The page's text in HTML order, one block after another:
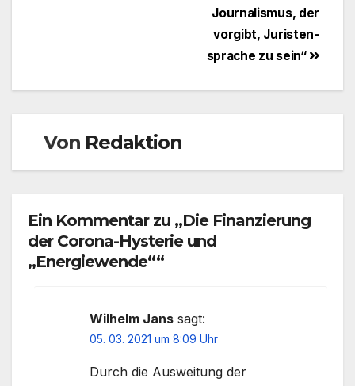
Journalismus, der
vorgibt, Juristen­
sprache zu sein“
Von Redaktion
Ein Kommentar zu „Die Finanzierung
der Corona-Hysterie und
„Energiewende““
Wilhelm Jans sagt:
05. 03. 2021 um 8:09 Uhr
Durch die Ausweitung der